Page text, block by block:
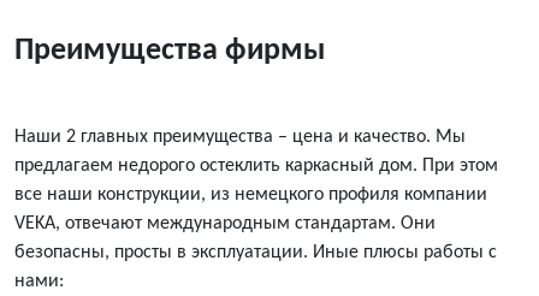
Преимущества фирмы
Наши 2 главных преимущества – цена и качество. Мы
предлагаем недорого остеклить каркасный дом. При этом
все наши конструкции, из немецкого профиля компании
VEKA, отвечают международным стандартам. Они
безопасны, просты в эксплуатации. Иные плюсы работы с
нами: